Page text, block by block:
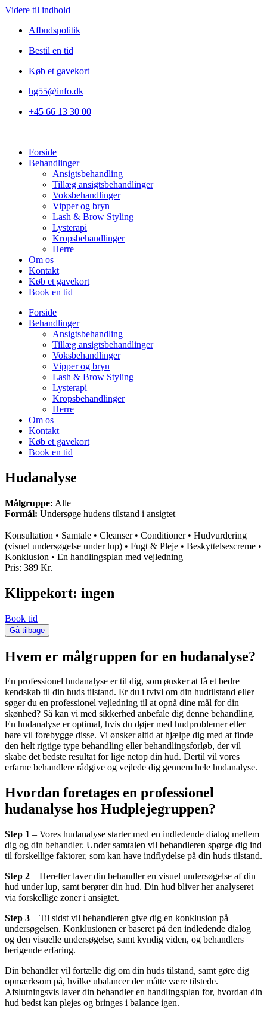
Videre til indhold
Afbudspolitik
Bestil en tid
Køb et gavekort
hg55@info.dk
+45 66 13 30 00
Forside
Behandlinger
Ansigtsbehandling
Tillæg ansigtsbehandlinger
Voksbehandlinger
Vipper og bryn
Lash & Brow Styling
Lysterapi
Kropsbehandlinger
Herre
Om os
Kontakt
Køb et gavekort
Book en tid
Forside
Behandlinger
Ansigtsbehandling
Tillæg ansigtsbehandlinger
Voksbehandlinger
Vipper og bryn
Lash & Brow Styling
Lysterapi
Kropsbehandlinger
Herre
Om os
Kontakt
Køb et gavekort
Book en tid
Hudanalyse
Målgruppe: Alle
Formål: Undersøge hudens tilstand i ansigtet
Konsultation • Samtale • Cleanser • Conditioner • Hudvurdering
(visuel undersøgelse under lup) • Fugt & Pleje • Beskyttelsescreme •
Konklusion • En handlingsplan med vejledning
Pris: 389 Kr.
Klippekort: ingen
Book tid
Gå tilbage
Hvem er målgruppen for en hudanalyse?
En professionel hudanalyse er til dig, som ønsker at få et bedre
kendskab til din huds tilstand. Er du i tvivl om din hudtilstand eller
søger du en professionel vejledning til at opnå dine mål for din
skønhed? Så kan vi med sikkerhed anbefale dig denne behandling.
En hudanalyse er optimal, hvis du døjer med hudproblemer eller
bare vil forebygge disse. Vi ønsker altid at hjælpe dig med at finde
den helt rigtige type behandling eller behandlingsforløb, der vil
skabe det bedste resultat for lige netop din hud. Dertil vil vores
erfarne behandlere rådgive og vejlede dig gennem hele hudanalyse.
Hvordan foretages en professionel
hudanalyse hos Hudplejegruppen?
Step 1 – Vores hudanalyse starter med en indledende dialog mellem
dig og din behandler. Under samtalen vil behandleren spørge dig ind
til forskellige faktorer, som kan have indflydelse på din huds tilstand.
Step 2 – Herefter laver din behandler en visuel undersøgelse af din
hud under lup, samt berører din hud. Din hud bliver her analyseret
via forskellige zoner i ansigtet.
Step 3 – Til sidst vil behandleren give dig en konklusion på
undersøgelsen. Konklusionen er baseret på den indledende dialog
og den visuelle undersøgelse, samt kyndig viden, og behandlers
berigende erfaring.
Din behandler vil fortælle dig om din huds tilstand, samt gøre dig
opmærksom på, hvilke ubalancer der måtte være tilstede.
Afslutningsvis laver din behandler en handlingsplan for, hvordan din
hud bedst kan plejes og bringes i balance igen.